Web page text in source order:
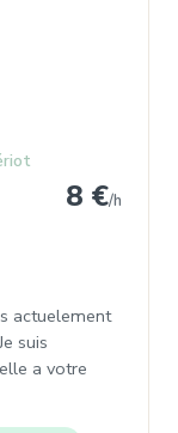
8 €/h
actuelement
suis
a votre